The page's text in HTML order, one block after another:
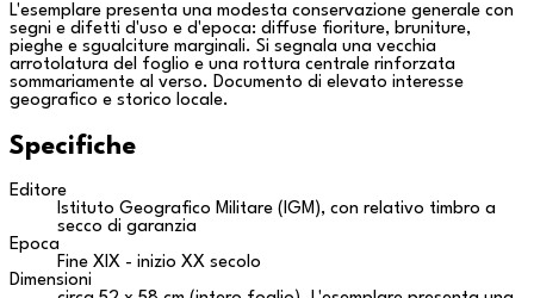
L'esemplare presenta una modesta conservazione generale con
segni e difetti d'uso e d'epoca: diffuse fioriture, bruniture,
pieghe e sgualciture marginali. Si segnala una vecchia
arrotolatura del foglio e una rottura centrale rinforzata
sommariamente al verso. Documento di elevato interesse
geografico e storico locale.
Specifiche
Editore
Istituto Geografico Militare (IGM), con relativo timbro a
secco di garanzia
Epoca
Fine XIX - inizio XX secolo
Dimensioni